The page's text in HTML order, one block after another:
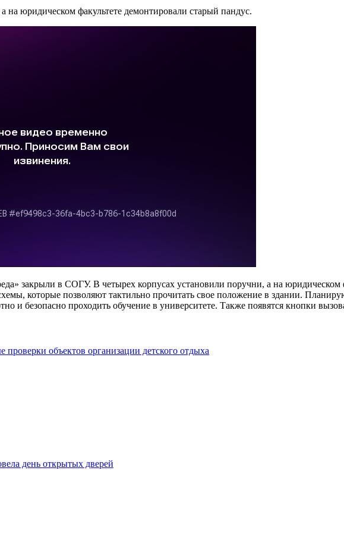
на юридическом факультете демонтировали старый пандус.
закрыли в СОГУ. В четырех корпусах установили поручни, а на
которые позволяют тактильно прочитать свое положение в здании.
и безопасно проходить обучение в университете. Также появятся кнопки
объектов организации детского отдыха
день открытых дверей